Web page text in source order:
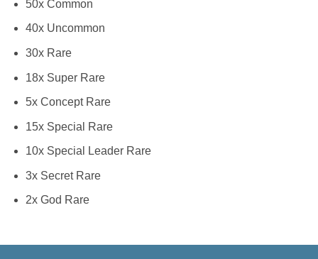
50x Common
40x Uncommon
30x Rare
18x Super Rare
5x Concept Rare
15x Special Rare
10x Special Leader Rare
3x Secret Rare
2x God Rare